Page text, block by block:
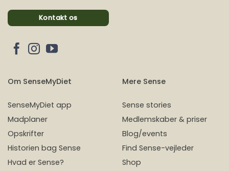
Kontakt os
Om SenseMyDiet
SenseMyDiet app
Madplaner
Opskrifter
Historien bag Sense
Hvad er Sense?
Mere Sense
Sense stories
Medlemskaber & priser
Blog/events
Find Sense-vejleder
Shop